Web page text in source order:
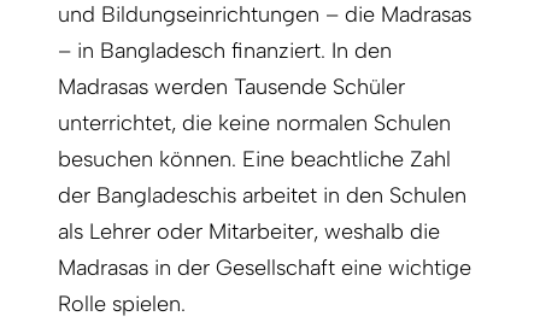
und Bildungseinrichtungen – die Madrasas
– in Bangladesch finanziert. In den
Madrasas werden Tausende Schüler
unterrichtet, die keine normalen Schulen
besuchen können. Eine beachtliche Zahl
der Bangladeschis arbeitet in den Schulen
als Lehrer oder Mitarbeiter, weshalb die
Madrasas in der Gesellschaft eine wichtige
Rolle spielen.